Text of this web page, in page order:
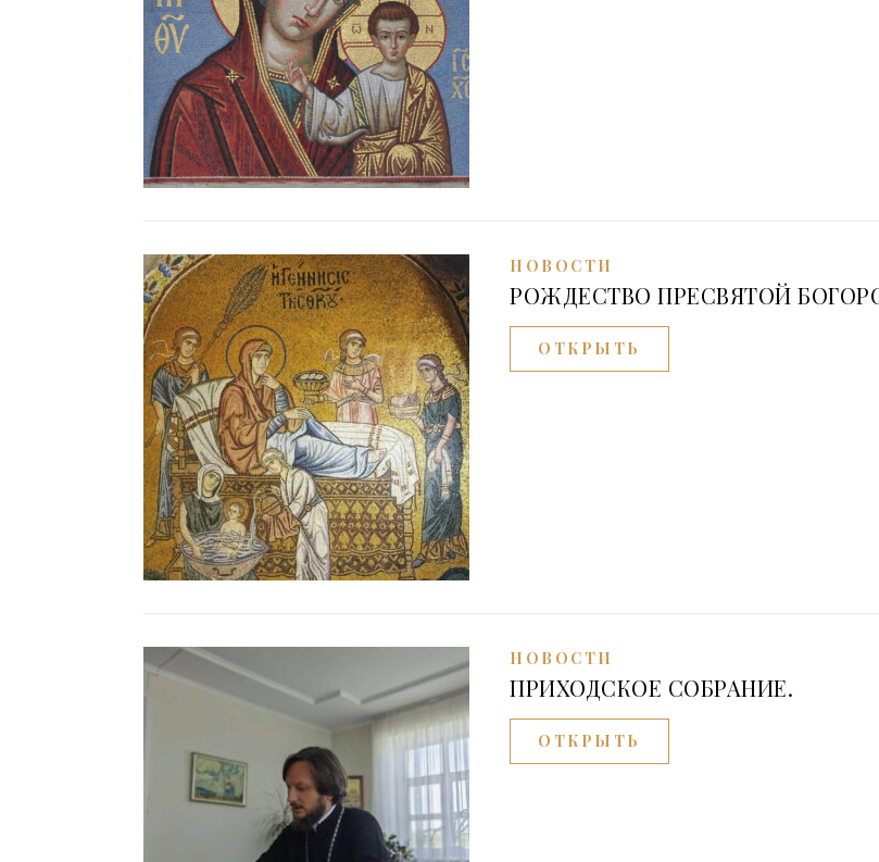
НОВОСТИ
РОЖДЕСТВО ПРЕСВЯТОЙ
ОТКРЫТЬ
НОВОСТИ
ПРИХОДСКОЕ СОБРАНИЕ.
ОТКРЫТЬ